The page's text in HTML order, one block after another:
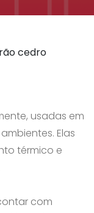
usadas em
Elas
térmico e
com